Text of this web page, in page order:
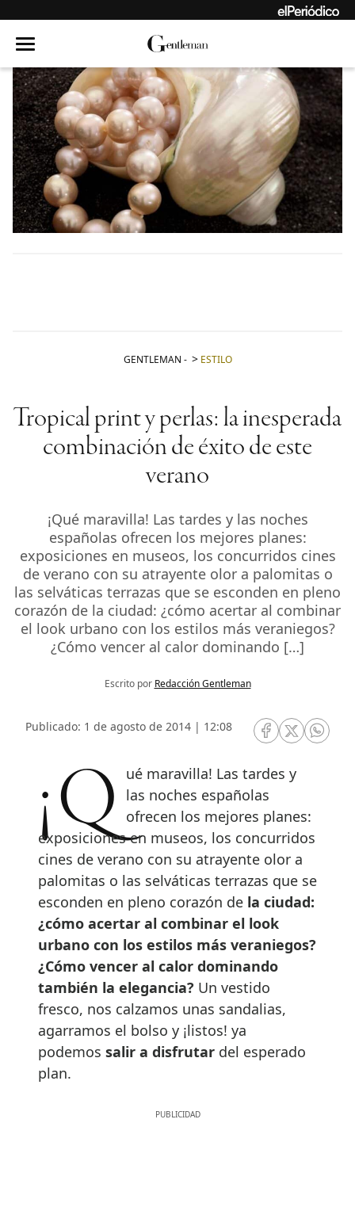
GENTLEMAN - ESTILO
Tropical print y perlas: la inesperada
combinación de éxito de este
verano
¡Qué maravilla! Las tardes y las noches
españolas ofrecen los mejores planes:
exposiciones en museos, los concurridos cines
de verano con su atrayente olor a palomitas o
las selváticas terrazas que se esconden en pleno
corazón de la ciudad: ¿cómo acertar al combinar
el look urbano con los estilos más veraniegos?
¿Cómo vencer al calor dominando […]
Escrito por Redacción Gentleman
Publicado: 1 de agosto de 2014 | 12:08
RRSS Facebook
RRSSRRSS
¡Qué maravilla! Las tardes y
las noches españolas
ofrecen los mejores planes:
exposiciones en museos, los concurridos
cines de verano con su atrayente olor a
palomitas o las selváticas terrazas que se
esconden en pleno corazón de la ciudad:
¿cómo acertar al combinar el look
urbano con los estilos más veraniegos?
¿Cómo vencer al calor dominando
también la elegancia? Un vestido
fresco, nos calzamos unas sandalias,
agarramos el bolso y ¡listos! ya
podemos salir a disfrutar del esperado
plan.